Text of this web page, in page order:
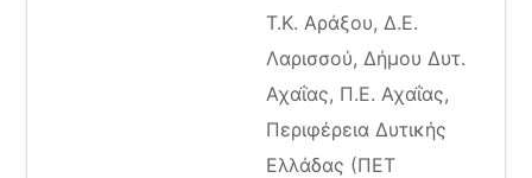
Τ.Κ. Αράξου, Δ.Ε.
Λαρισσού, Δήμου Δυτ.
Αχαΐας, Π.Ε. Αχαΐας,
Περιφέρεια Δυτικής
Ελλάδας (ΠΕΤ